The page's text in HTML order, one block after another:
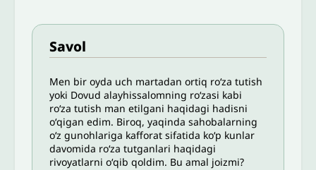
Savol
Men bir oyda uch martadan ortiq roʻza tutish
yoki Dovud alayhissalomning roʻzasi kabi
roʻza tutish man etilgani haqidagi hadisni
oʻqigan edim. Biroq, yaqinda sahobalarning
oʻz gunohlariga kafforat sifatida koʻp kunlar
davomida roʻza tutganlari haqidagi
rivoyatlarni oʻqib qoldim. Bu amal joizmi?